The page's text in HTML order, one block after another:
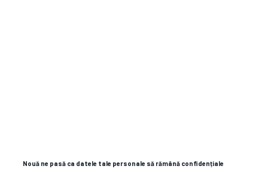
Nouă ne pasă ca datele tale personale să rămână confidențiale